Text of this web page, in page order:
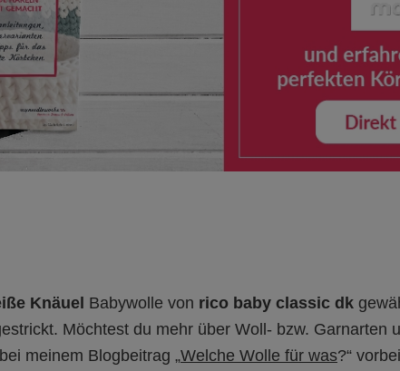
Knäuel Babywolle von rico baby classic dk
Möchtest du mehr über Woll- bzw. Garnarten
meinem Blogbeitrag „Welche Wolle für was?“